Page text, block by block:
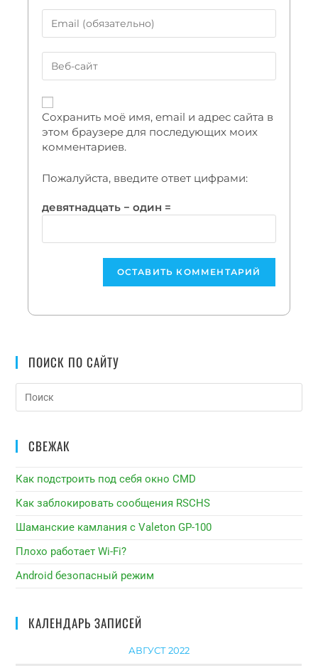
Сохранить моё имя, email и адрес сайта в
этом браузере для последующих моих
комментариев.
Пожалуйста, введите ответ цифрами:
девятнадцать − один =
ПОИСК ПО САЙТУ
СВЕЖАК
Как подстроить под себя окно CMD
Как заблокировать сообщения RSCHS
Шаманские камлания с Valeton GP-100
Плохо работает Wi-Fi?
Android безопасный режим
КАЛЕНДАРЬ ЗАПИСЕЙ
АВГУСТ 2022